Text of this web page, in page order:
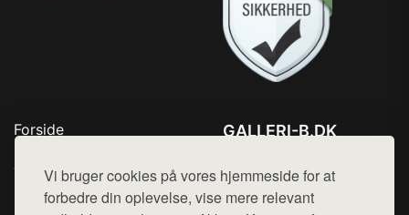
Vi bruger cookies på vores hjemmeside for at
forbedre din oplevelse, vise mere relevant
Forside
Top Rabatter
Blog
GALLERI-B.DK
Mail: hej@want.dk